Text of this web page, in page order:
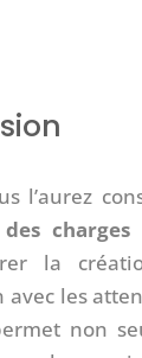
l’aurez
charges
la
les
non